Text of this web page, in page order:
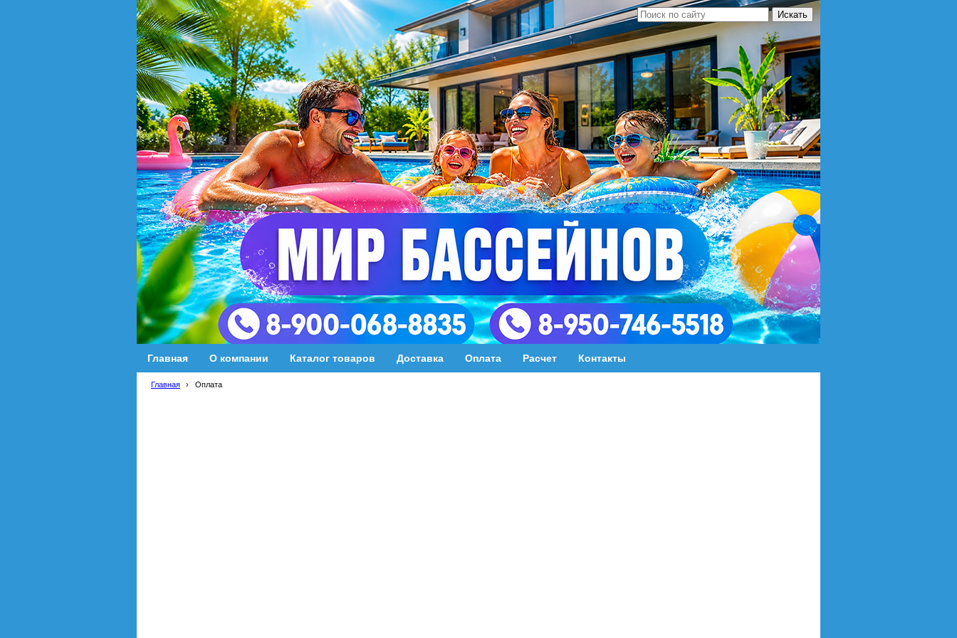
Главная О компании Каталог товаров Доставка Оплата Расчет Контакты
Главная › Оплата